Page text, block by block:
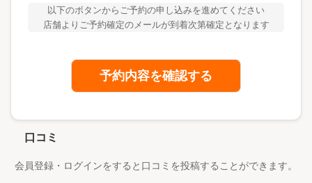
以下のボタンからご予約の申し込みを進めてください
店舗よりご予約確定のメールが到着次第確定となります
予約内容を確認する
口コミ
会員登録・ログインをすると口コミを投稿することができます。